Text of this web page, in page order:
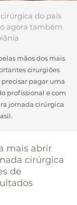
do país
agora também
mãos dos mais
cirurgiões
precisar pagar uma
profissional e com
jornada cirúrgica
mais abrir
cirúrgica
de